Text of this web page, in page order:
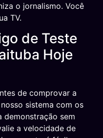
o jornalismo. Você
TV.
de Teste
Hoje
de comprovar a
sistema com os
demonstração sem
a velocidade de